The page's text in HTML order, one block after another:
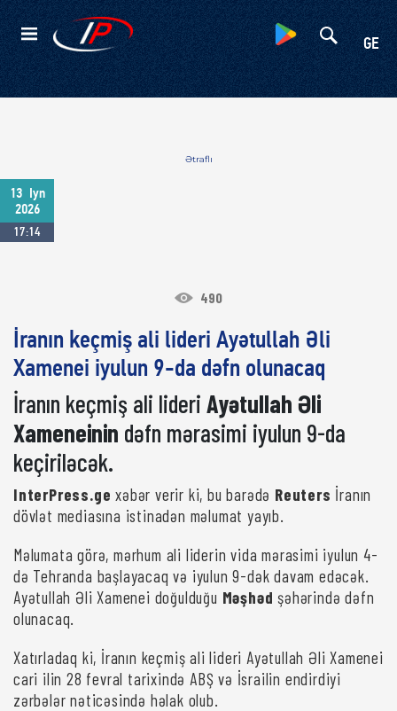
GE
Kateqoriyalar
Ətraflı
13
Iyn
2026
17:14
490
İranın keçmiş ali lideri Ayətullah Əli
Xamenei iyulun 9-da dəfn olunacaq
İranın keçmiş ali lideri Ayətullah Əli
Xameneinin dəfn mərasimi iyulun 9-da
keçiriləcək.
InterPress.ge xəbər verir ki, bu barədə Reuters İranın
dövlət mediasına istinadən məlumat yayıb.
Məlumata görə, mərhum ali liderin vida mərasimi iyulun 4-
də Tehranda başlayacaq və iyulun 9-dək davam edəcək.
Ayətullah Əli Xamenei doğulduğu Məşhəd şəhərində dəfn
olunacaq.
Xatırladaq ki, İranın keçmiş ali lideri Ayətullah Əli Xamenei
cari ilin 28 fevral tarixində ABŞ və İsrailin endirdiyi
zərbələr nəticəsində həlak olub.